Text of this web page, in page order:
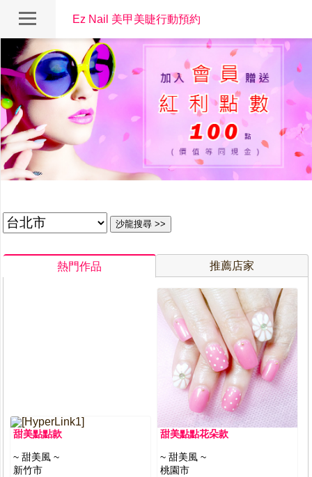
Ez Nail 美甲美睫行動預約
熱門作品 推薦店家
甜美點點款
~ 甜美風 ~
新竹市
甜美點點花朵款
~ 甜美風 ~
桃園市